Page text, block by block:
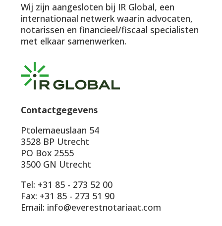
Wij zijn aangesloten bij IR Global, een
internationaal netwerk waarin advocaten,
notarissen en financieel/fiscaal specialisten
met elkaar samenwerken.
Contactgegevens
Ptolemaeuslaan 54
3528 BP Utrecht
PO Box 2555
3500 GN Utrecht
Tel: +31 85 - 273 52 00
Fax: +31 85 - 273 51 90
Email: info@everestnotariaat.com